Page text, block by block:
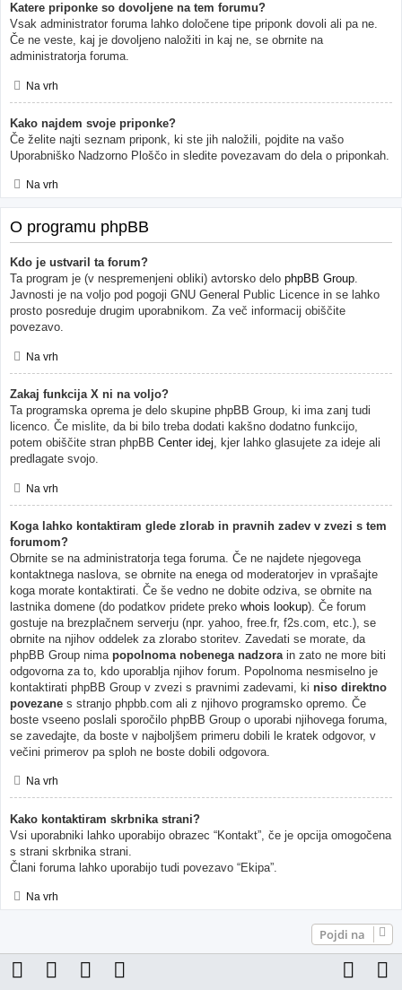
Katere priponke so dovoljene na tem forumu?
Vsak administrator foruma lahko določene tipe priponk dovoli ali pa ne.
Če ne veste, kaj je dovoljeno naložiti in kaj ne, se obrnite na
administratorja foruma.
Na vrh
Kako najdem svoje priponke?
Če želite najti seznam priponk, ki ste jih naložili, pojdite na vašo
Uporabniško Nadzorno Ploščo in sledite povezavam do dela o priponkah.
Na vrh
O programu phpBB
Kdo je ustvaril ta forum?
Ta program je (v nespremenjeni obliki) avtorsko delo phpBB Group.
Javnosti je na voljo pod pogoji GNU General Public Licence in se lahko
prosto posreduje drugim uporabnikom. Za več informacij obiščite
povezavo.
Na vrh
Zakaj funkcija X ni na voljo?
Ta programska oprema je delo skupine phpBB Group, ki ima zanj tudi
licenco. Če mislite, da bi bilo treba dodati kakšno dodatno funkcijo,
potem obiščite stran phpBB Center idej, kjer lahko glasujete za ideje ali
predlagate svojo.
Na vrh
Koga lahko kontaktiram glede zlorab in pravnih zadev v zvezi s tem
forumom?
Obrnite se na administratorja tega foruma. Če ne najdete njegovega
kontaktnega naslova, se obrnite na enega od moderatorjev in vprašajte
koga morate kontaktirati. Če še vedno ne dobite odziva, se obrnite na
lastnika domene (do podatkov pridete preko whois lookup). Če forum
gostuje na brezplačnem serverju (npr. yahoo, free.fr, f2s.com, etc.), se
obrnite na njihov oddelek za zlorabo storitev. Zavedati se morate, da
phpBB Group nima popolnoma nobenega nadzora in zato ne more biti
odgovorna za to, kdo uporablja njihov forum. Popolnoma nesmiselno je
kontaktirati phpBB Group v zvezi s pravnimi zadevami, ki niso direktno
povezane s stranjo phpbb.com ali z njihovo programsko opremo. Če
boste vseeno poslali sporočilo phpBB Group o uporabi njihovega foruma,
se zavedajte, da boste v najboljšem primeru dobili le kratek odgovor, v
večini primerov pa sploh ne boste dobili odgovora.
Na vrh
Kako kontaktiram skrbnika strani?
Vsi uporabniki lahko uporabijo obrazec “Kontakt”, če je opcija omogočena
s strani skrbnika strani.
Člani foruma lahko uporabijo tudi povezavo “Ekipa”.
Na vrh
Pojdi na